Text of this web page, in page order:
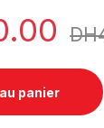
DH
panier